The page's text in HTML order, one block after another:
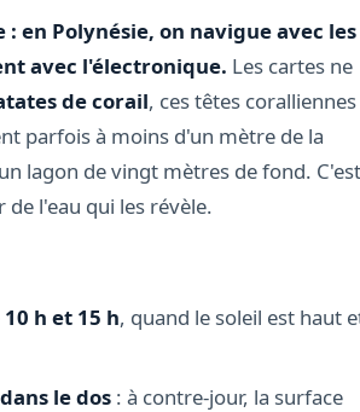
: en Polynésie, on navigue avec les
avec l'électronique. Les cartes ne
de corail, ces têtes coralliennes
parfois à moins d'un mètre de la
lagon de vingt mètres de fond.
de l'eau qui les révèle.
h et 15 h, quand le soleil est haut
le dos: à contre-jour, la surface